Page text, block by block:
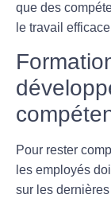
que des
le travail
Pour rester
les employés
sur les